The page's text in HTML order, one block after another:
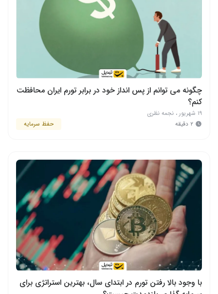
چگونه می توانم از پس انداز خود در برابر تورم ایران محافظت
کنم؟
۱۹ شهریور ، نجمه نظری
۲ دقیقه
حفظ سرمایه
با وجود بالا رفتن تورم در ابتدای سال، بهترین استراتژی برای